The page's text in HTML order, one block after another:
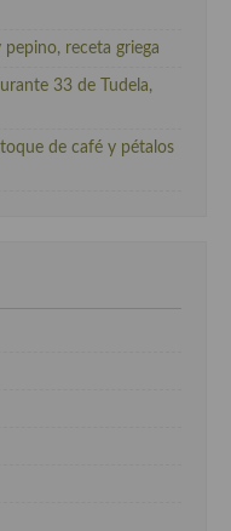
pepino, receta griega
33 de Tudela,
de café y pétalos